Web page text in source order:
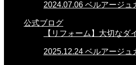
2024.07.06 ベルアージュ
公式ブログ
【リフォーム】大切な
2025.12.24 ベルアージュ